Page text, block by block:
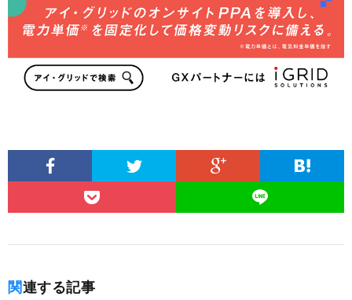
関連する記事